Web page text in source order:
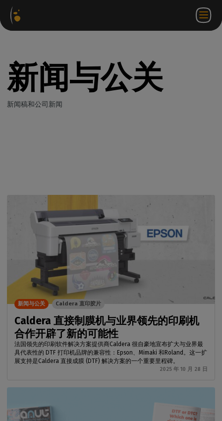
ZH
新闻与公关
新闻稿和公司新闻
Caldera 直接制膜机与业界领先的印刷机
合作开辟了新的可能性
法国领先的印刷软件解决方案提供商Caldera 很自豪地宣布扩大与业界最
具代表性的 DTF 打印机品牌的兼容性：Epson、Mimaki 和Roland。这一扩
展支持是Caldera 直接成膜 (DTF) 解决方案的一个重要里程碑。
2025 年 10 月 28 日
新闻与公关 Caldera 直印胶片